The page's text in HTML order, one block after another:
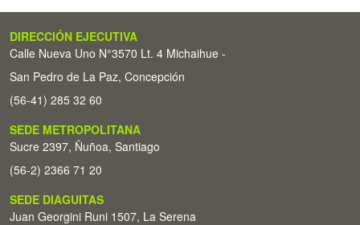
DIRECCIÓN EJECUTIVA
Calle Nueva Uno N°3570 Lt. 4 Michaihue -
San Pedro de La Paz, Concepción
(56-41) 285 32 60
SEDE METROPOLITANA
Sucre 2397, Ñuñoa, Santiago
(56-2) 2366 71 20
SEDE DIAGUITAS
Juan Georgini Runi 1507, La Serena